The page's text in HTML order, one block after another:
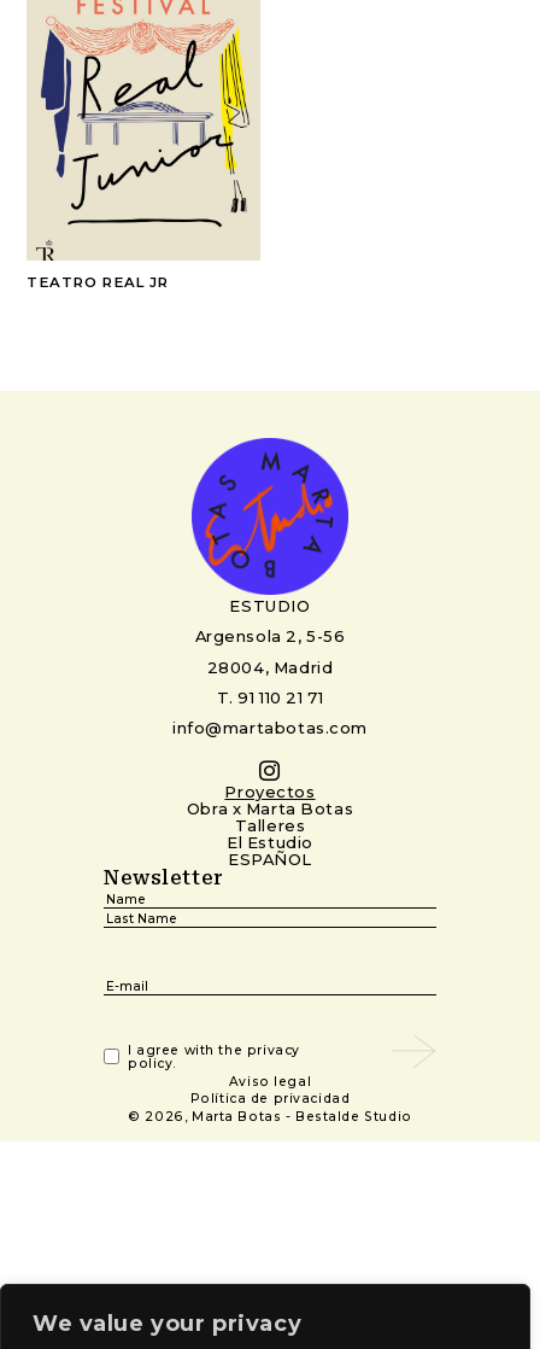
We value your privacy
TEATRO REAL JR
ESTUDIO
Argensola 2, 5-56
28004, Madrid
T. 91 110 21 71
info@martabotas.com
Proyectos
Obra x Marta Botas
Talleres
El Estudio
ESPAÑOL
Newsletter
Nombre
First
Last
Email(Required)
(Required)
I agree with the privacy
policy.
Aviso legal
Política de privacidad
© 2026, Marta Botas - Bestalde Studio